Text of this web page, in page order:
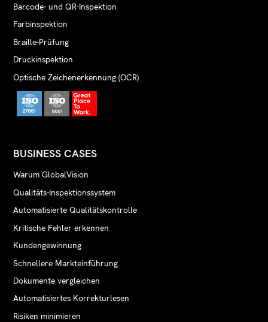
Barcode- und QR-Inspektion
Farbinspektion
Braille-Prüfung
Druckinspektion
Optische Zeichenerkennung (OCR)
BUSINESS CASES
Warum GlobalVision
Qualitäts-Inspektionssystem
Automatisierte Qualitätskontrolle
Kritische Fehler erkennen
Kundengewinnung
Schnellere Markteinführung
Dokumente vergleichen
Automatisiertes Korrekturlesen
Risiken minimieren